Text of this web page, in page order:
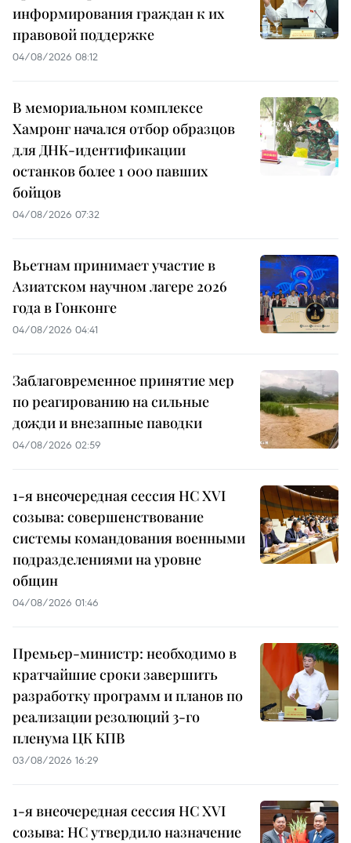
информирования граждан к их
правовой поддержке
04/08/2026 08:12
В мемориальном комплексе
Хамронг начался отбор образцов
для ДНК-идентификации
останков более 1 000 павших
бойцов
04/08/2026 07:32
Вьетнам принимает участие в
Азиатском научном лагере 2026
года в Гонконге
04/08/2026 04:41
Заблаговременное принятие мер
по реагированию на сильные
дожди и внезапные паводки
04/08/2026 02:59
1-я внеочередная сессия НС XVI
созыва: совершенствование
системы командования военными
подразделениями на уровне
общин
04/08/2026 01:46
Премьер-министр: необходимо в
кратчайшие сроки завершить
разработку программ и планов по
реализации резолюций 3-го
пленума ЦК КПВ
03/08/2026 16:29
1-я внеочередная сессия НС XVI
созыва: НС утвердило назначение